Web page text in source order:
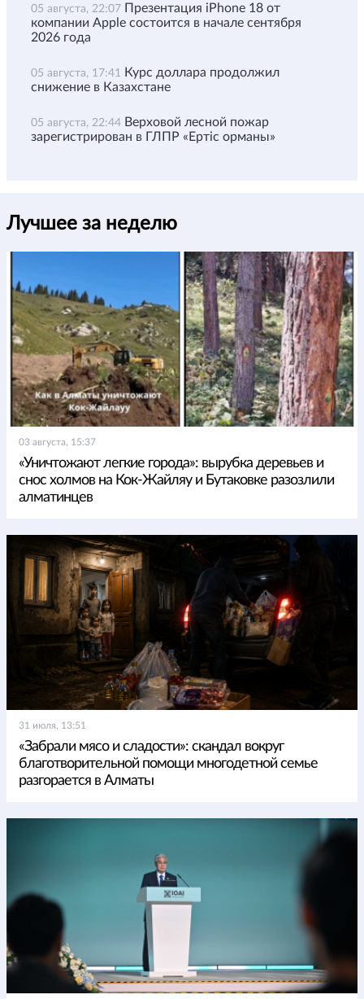
05 августа, 22:07 Презентация iPhone 18 от
компании Apple состоится в начале сентября
2026 года
05 августа, 17:41 Курс доллара продолжил
снижение в Казахстане
05 августа, 22:44 Верховой лесной пожар
зарегистрирован в ГЛПР «Ертіс орманы»
Лучшее за неделю
03 августа, 15:37
«Уничтожают легкие города»: вырубка деревьев и
снос холмов на Кок-Жайляу и Бутаковке разозлили
алматинцев
31 июля, 13:51
«Забрали мясо и сладости»: скандал вокруг
благотворительной помощи многодетной семье
разгорается в Алматы